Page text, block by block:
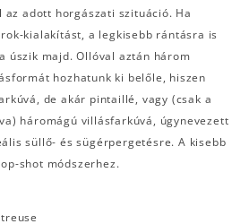
adott horgászati szituáció. Ha
kialakítást, a legkisebb rántásra is
úszik majd. Ollóval aztán három
hozhatunk ki belőle, hiszen
de akár pintaillé, vagy (csak a
háromágú villásfarkúvá, úgynevezett
süllő- és sügérpergetésre. A kisebb
shot módszerhez.